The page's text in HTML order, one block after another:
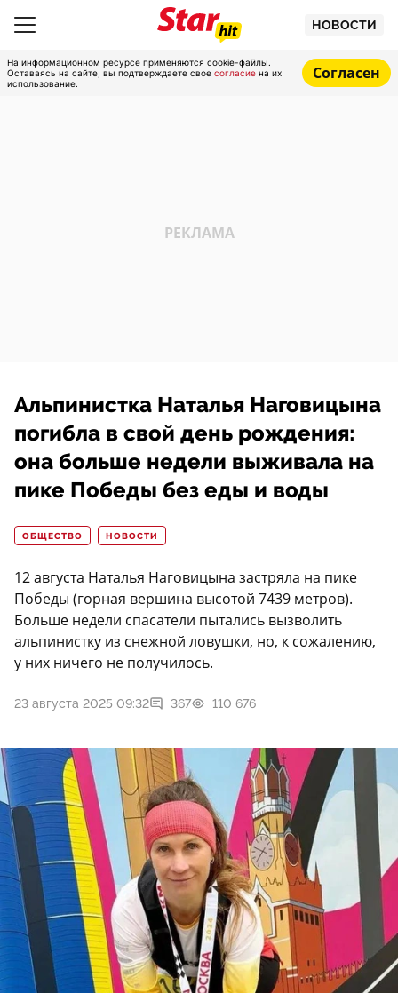
НОВОСТИ
На информационном ресурсе применяются cookie-файлы.
Оставаясь на сайте, вы подтверждаете свое согласие на их
использование.
Согласен
Альпинистка Наталья Наговицына
погибла в свой день рождения:
она больше недели выживала на
пике Победы без еды и воды
ОБЩЕСТВО НОВОСТИ
12 августа Наталья Наговицына застряла на пике
Победы (горная вершина высотой 7439 метров).
Больше недели спасатели пытались вызволить
альпинистку из снежной ловушки, но, к сожалению,
у них ничего не получилось.
23 августа 2025 09:32 367 110 676